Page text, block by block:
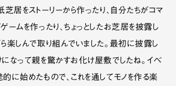
芝居をストーリーから作ったり、自分たちがコマ
ームを作ったり、ちょっとしたお芝居を披露し
楽しんで取り組んでいました。最初に披露し
になって親を驚かすお化け屋敷でしたね。イベ
に始めたもので、これを通してモノを作る楽